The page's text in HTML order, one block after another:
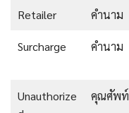
Retailer คำนาม
Surcharge คำนาม
Unauthorize
คุณศัพท์